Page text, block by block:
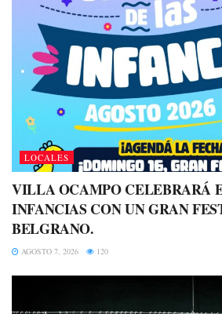
LOCALES
VILLA OCAMPO CELEBRARÁ
INFANCIAS CON UN GRAN
BELGRANO.
AGOSTO 7, 2026 120